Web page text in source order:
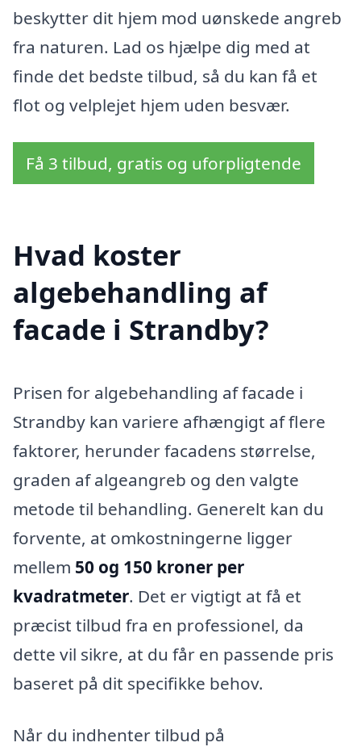
beskytter dit hjem mod uønskede angreb
fra naturen. Lad os hjælpe dig med at
finde det bedste tilbud, så du kan få et
flot og velplejet hjem uden besvær.
Få 3 tilbud, gratis og uforpligtende
Hvad koster
algebehandling af
facade i Strandby?
Prisen for algebehandling af facade i
Strandby kan variere afhængigt af flere
faktorer, herunder facadens størrelse,
graden af algeangreb og den valgte
metode til behandling. Generelt kan du
forvente, at omkostningerne ligger
mellem 50 og 150 kroner per
kvadratmeter. Det er vigtigt at få et
præcist tilbud fra en professionel, da
dette vil sikre, at du får en passende pris
baseret på dit specifikke behov.
Når du indhenter tilbud på